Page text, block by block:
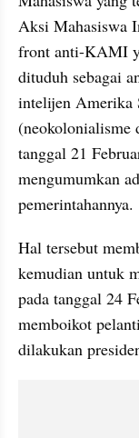
Aksi Mahasiswa
front anti-KAMI
dituduh sebagai
intelijen Amerika
(neokolonialisme
tanggal 21
mengumumkan
pemerintahannya.
Hal tersebut
kemudian untuk
pada tanggal 24
memboikot
dilakukan